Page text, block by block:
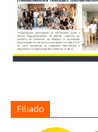
Filiado